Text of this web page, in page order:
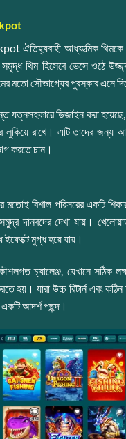
ঐতিহ্যবাহী আধ্যাত্মিক থিমকে
থিম হিসেবে ভেসে ওঠে
মতো সৌভাগ্যের পুরস্কার এনে
যত্নসহকারে ডিজাইন করা
লুকিয়ে রাখে। এটি তাদের জন্য
করতে চান।
বিশাল পরিসরের একটি
দানবদের দেখা যায়।
ইফেক্টে মুগ্ধ হয়ে যায়।
চ্যালেঞ্জ, যেখানে সঠিক
হয়। যারা উচ্চ রিটার্ন এবং
আদর্শ পছন্দ।